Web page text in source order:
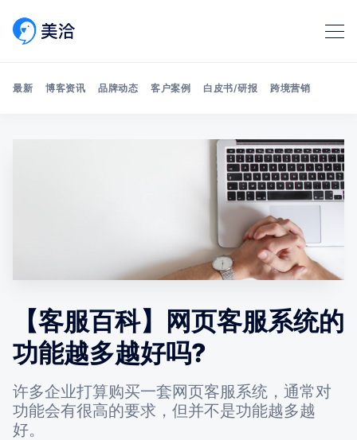
Search 美洽博客
最新 博客资讯 品牌动态 客户案例 白皮书/研报 跨境营销
【客服百科】网页客服系统的
功能越多越好吗?
许多企业打算购买一套网页客服系统，通常对
功能会有很高的要求，但并不是功能越多越
好。